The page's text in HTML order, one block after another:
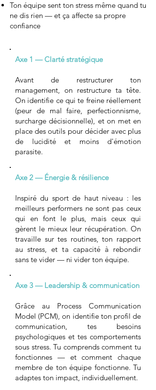
Ton équipe sent ton stress même quand tu
ne dis rien — et ça affecte sa propre
confiance
Axe 1 — Clarté stratégique
Avant de restructurer ton
management, on restructure ta tête.
On identifie ce qui te freine réellement
(peur de mal faire, perfectionnisme,
surcharge décisionnelle), et on met en
place des outils pour décider avec plus
de lucidité et moins d'émotion
parasite.
Axe 2 — Énergie & résilience
Inspiré du sport de haut niveau : les
meilleurs performers ne sont pas ceux
qui en font le plus, mais ceux qui
gèrent le mieux leur récupération. On
travaille sur tes routines, ton rapport
au stress, et ta capacité à rebondir
sans te vider — ni vider ton équipe.
Axe 3 — Leadership & communication
Grâce au Process Communication
Model (PCM), on identifie ton profil de
communication, tes besoins
psychologiques et tes comportements
sous stress. Tu comprends comment tu
fonctionnes — et comment chaque
membre de ton équipe fonctionne. Tu
adaptes ton impact, individuellement.